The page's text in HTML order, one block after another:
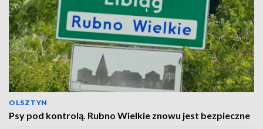
OLSZTYN
Psy pod kontrolą. Rubno Wielkie znowu jest bezpieczne